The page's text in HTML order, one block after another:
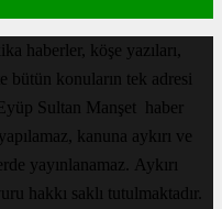
haberler, köşe yazıları,
bütün konuların tek adresi
Sultan Manşet haber
kanuna aykırı ve
yayınlanamaz. Aykırı
hakkı saklı tutulmaktadır.